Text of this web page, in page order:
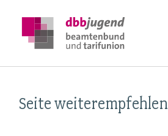
Seite weiterempfehlen